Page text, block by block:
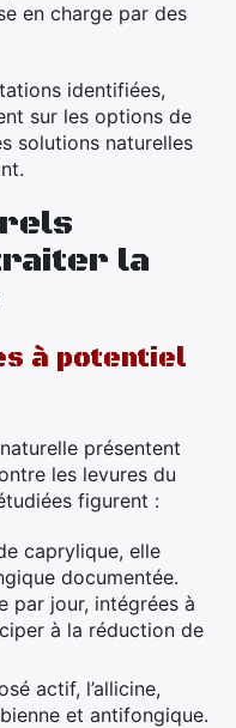
en charge par des
identifiées,
sur les options de
solutions naturelles
la
à potentiel
présentent
les levures du
figurent :
caprylique, elle
documentée.
par jour, intégrées à
à la réduction de
actif, l’allicine,
et antifongique.